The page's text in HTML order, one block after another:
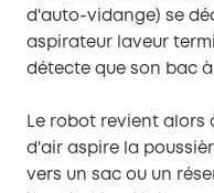
d'auto-vidange) se
aspirateur laveur
détecte que son bac
Le robot revient alors
d'air aspire la
vers un sac ou un